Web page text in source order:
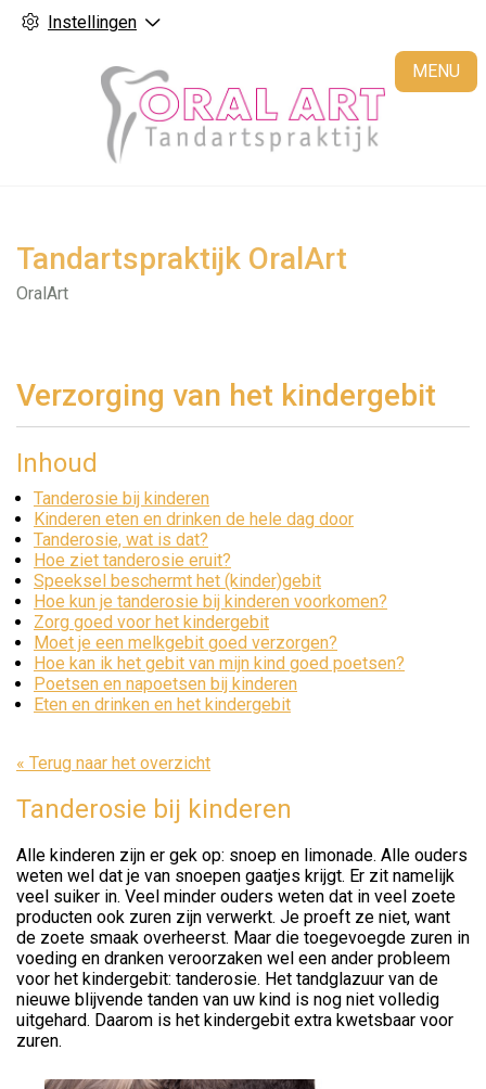
Instellingen
MENU
Tandartspraktijk OralArt
OralArt
Verzorging van het kindergebit
Inhoud
Tanderosie bij kinderen
Kinderen eten en drinken de hele dag door
Tanderosie, wat is dat?
Hoe ziet tanderosie eruit?
Speeksel beschermt het (kinder)gebit
Hoe kun je tanderosie bij kinderen voorkomen?
Zorg goed voor het kindergebit
Moet je een melkgebit goed verzorgen?
Hoe kan ik het gebit van mijn kind goed poetsen?
Poetsen en napoetsen bij kinderen
Eten en drinken en het kindergebit
« Terug naar het overzicht
Tanderosie bij kinderen
Alle kinderen zijn er gek op: snoep en limonade. Alle ouders
weten wel dat je van snoepen gaatjes krijgt. Er zit namelijk
veel suiker in. Veel minder ouders weten dat in veel zoete
producten ook zuren zijn verwerkt. Je proeft ze niet, want
de zoete smaak overheerst. Maar die toegevoegde zuren in
voeding en dranken veroorzaken wel een ander probleem
voor het kindergebit: tanderosie. Het tandglazuur van de
nieuwe blijvende tanden van uw kind is nog niet volledig
uitgehard. Daarom is het kindergebit extra kwetsbaar voor
zuren.